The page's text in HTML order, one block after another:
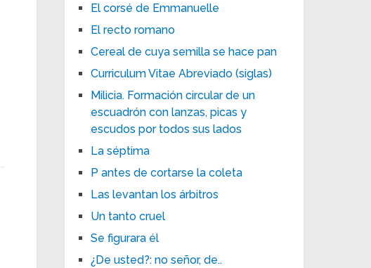
El corsé de Emmanuelle
El recto romano
Cereal de cuya semilla se hace pan
Curriculum Vitae Abreviado (siglas)
Milicia. Formación circular de un
escuadrón con lanzas, picas y
escudos por todos sus lados
La séptima
P antes de cortarse la coleta
Las levantan los árbitros
Un tanto cruel
Se figurara él
¿De usted?: no señor, de..